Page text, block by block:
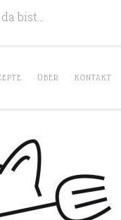
bist…
ÜBER KONTAKT